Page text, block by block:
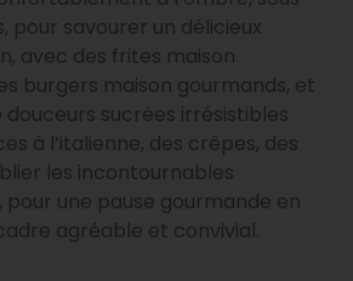
pour savourer un délicieux
avec des frites maison
burgers maison gourmands, et
sucrées irrésistibles
à l’italienne, des crêpes, des
les incontournables
pour une pause gourmande en
agréable et convivial.